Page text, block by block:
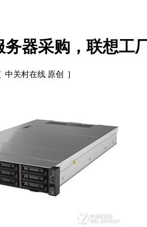
务器采购，联想工
中关村在线 原创 ]